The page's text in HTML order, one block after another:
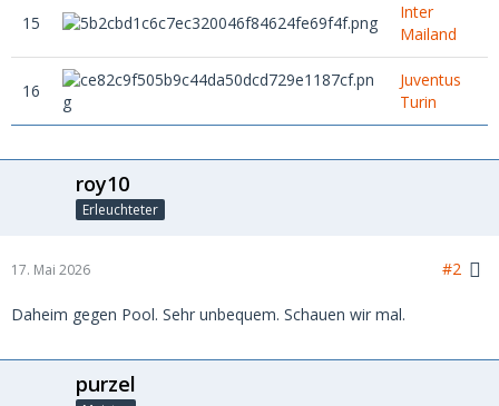
15
Inter
Mailand
16
Juventus
Turin
roy10
Erleuchteter
17. Mai 2026 #2
Daheim gegen Pool. Sehr unbequem. Schauen wir mal.
purzel